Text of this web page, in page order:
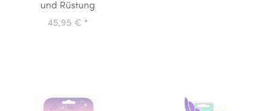
und Rüstung
45,95 € *